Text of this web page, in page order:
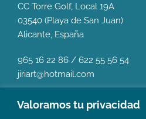
Valoramos tu privacidad
CC Torre Golf, Local 19A
03540 (Playa de San Juan)
Alicante, España
965 16 22 86 / 622 55 56 54
jiriart@hotmail.com